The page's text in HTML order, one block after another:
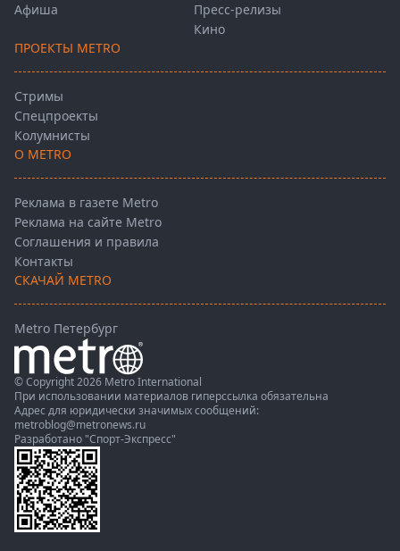
Афиша
Пресс-релизы
Кино
ПРОЕКТЫ METRO
Стримы
Спецпроекты
Колумнисты
О METRO
Реклама в газете Metro
Реклама на сайте Metro
Соглашения и правила
Контакты
СКАЧАЙ METRO
Metro Петербург
© Copyright 2026 Metro International
При использовании материалов гиперссылка обязательна
Адрес для юридически значимых сообщений:
metroblog@metronews.ru
Разработано "Спорт-Экспресс"